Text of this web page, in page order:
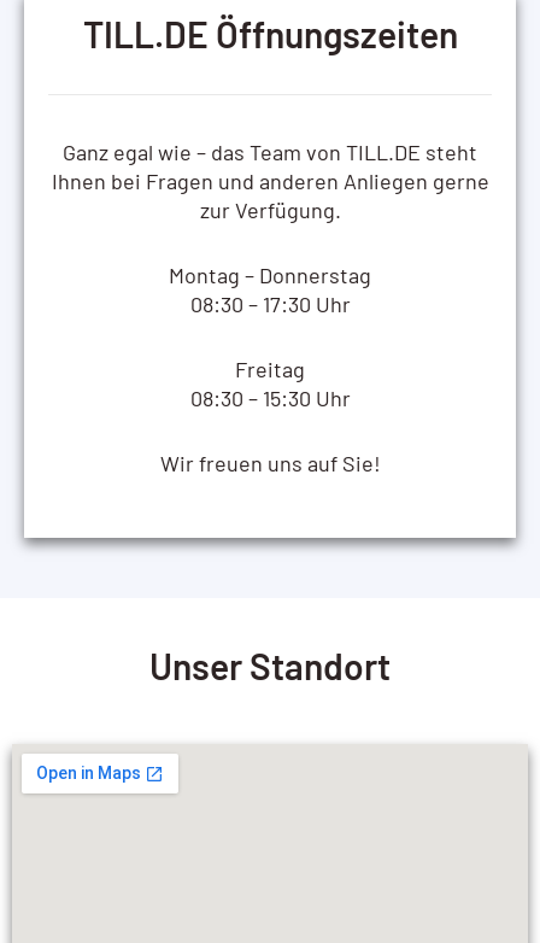
TILL.DE Öffnungszeiten
Ganz egal wie – das Team von TILL.DE steht
Ihnen bei Fragen und anderen Anliegen gerne
zur Verfügung.
Montag – Donnerstag
08:30 – 17:30 Uhr
Freitag
08:30 – 15:30 Uhr
Wir freuen uns auf Sie!
Unser Standort